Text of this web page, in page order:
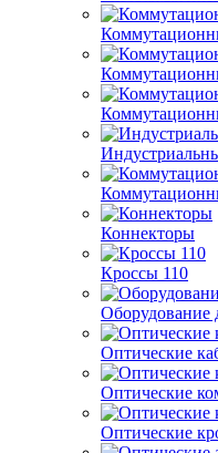
Коннекторы
Кроссы 110
Оборудование
Оптические
Оптические
Оптические